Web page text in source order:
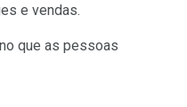
e vendas.
que as pessoas